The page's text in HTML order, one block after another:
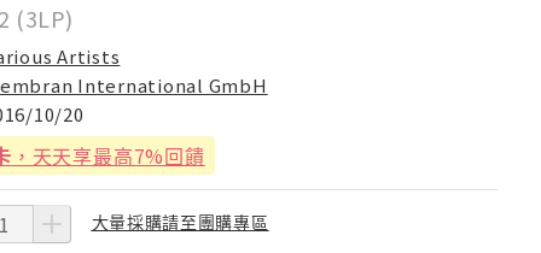
(3LP)
Artists
International GmbH
10/20
，天天享最高7%回饋
大量採購請至團購專區